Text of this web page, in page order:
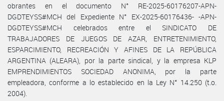
obrantes en el documento N° RE-2025-60176207-APN-
DGDTEYSS#MCH del Expediente N° EX-2025-60176436- -APN-
DGDTEYSS#MCH celebrados entre el SINDICATO DE
TRABAJADORES DE JUEGOS DE AZAR, ENTRETENIMIENTO,
ESPARCIMIENTO, RECREACIÓN Y AFINES DE LA REPÚBLICA
ARGENTINA (ALEARA), por la parte sindical, y la empresa KLP
EMPRENDIMIENTOS SOCIEDAD ANONIMA, por la parte
empleadora, conforme a lo establecido en la Ley N° 14.250 (t.o.
2004).